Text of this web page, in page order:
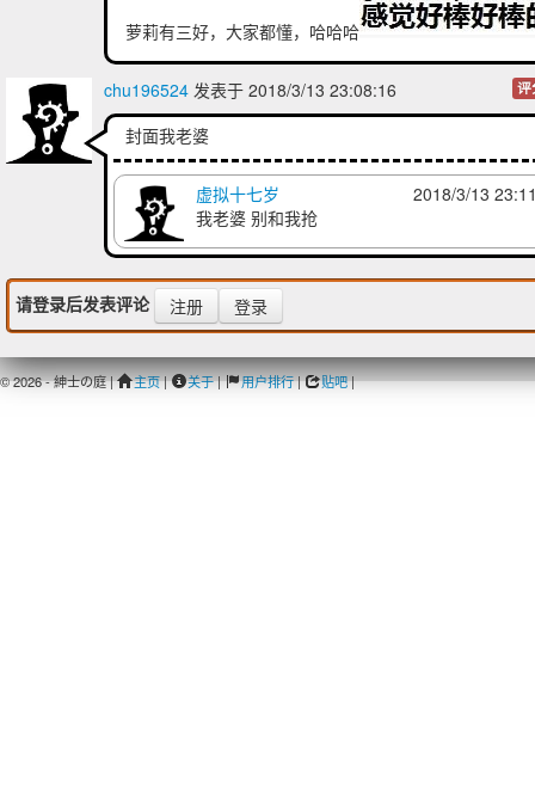
萝莉有三好，大家都懂，哈哈哈
chu196524 发表于 2018/3/13 23:08:16 评
封面我老婆
2018/3/13
虚拟十七岁
我老婆 别和我抢
请登录后发表评论 注册 登录
© 2026 - 紳士の庭 | 主页| 关于| 用户排行| 贴吧|